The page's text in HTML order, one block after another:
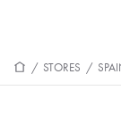
/ STORES /